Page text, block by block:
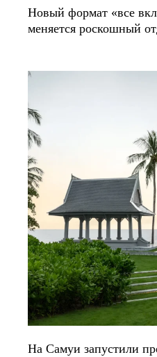
Новый формат «все
меняется роскошный
На Самуи запустили